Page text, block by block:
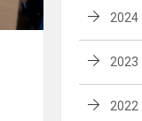
2024
2023
2022